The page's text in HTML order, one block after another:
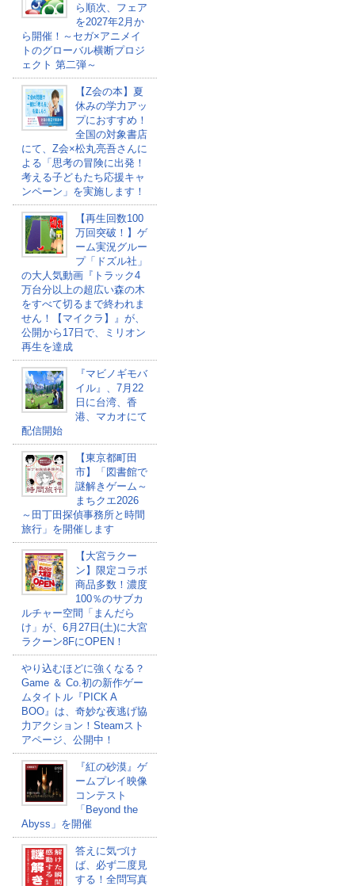
ら順次、フェア
を2027年2月か
ら開催！～セガ×アニメイ
トのグローバル横断プロジ
ェクト 第二弾～
【Z会の本】夏
休みの学力アッ
プにおすすめ！
全国の対象書店
にて、Z会×松丸亮吾さんに
よる「思考の冒険に出発！
考える子どもたち応援キャ
ンペーン」を実施します！
【再生回数100
万回突破！】ゲ
ーム実況グルー
プ「ドズル社」
の大人気動画『トラック4
万台分以上の超広い森の木
をすべて切るまで終われま
せん！【マイクラ】』が、
公開から17日で、ミリオン
再生を達成
『マビノギモバ
イル』、7月22
日に台湾、香
港、マカオにて
配信開始
【東京都町田
市】「図書館で
謎解きゲーム～
まちクエ2026
～田丁田探偵事務所と時間
旅行」を開催します
【大宮ラクー
ン】限定コラボ
商品多数！濃度
100％のサブカ
ルチャー空間「まんだら
け」が、6月27日(土)に大宮
ラクーン8FにOPEN！
やり込むほどに強くなる？
Game ＆ Co.初の新作ゲー
ムタイトル『PICK A
BOO』は、奇妙な夜逃げ協
力アクション！Steamスト
アページ、公開中！
『紅の砂漠』ゲ
ームプレイ映像
コンテスト
「Beyond the
Abyss」を開催
答えに気づけ
ば、必ず二度見
する！全問写真